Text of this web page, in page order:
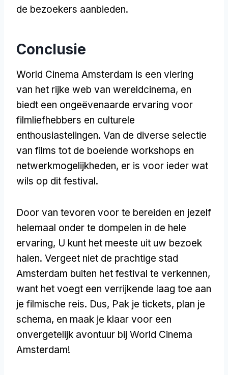
de bezoekers aanbieden.
Conclusie
World Cinema Amsterdam is een viering
van het rijke web van wereldcinema, en
biedt een ongeëvenaarde ervaring voor
filmliefhebbers en culturele
enthousiastelingen. Van de diverse selectie
van films tot de boeiende workshops en
netwerkmogelijkheden, er is voor ieder wat
wils op dit festival.
Door van tevoren voor te bereiden en jezelf
helemaal onder te dompelen in de hele
ervaring, U kunt het meeste uit uw bezoek
halen. Vergeet niet de prachtige stad
Amsterdam buiten het festival te verkennen,
want het voegt een verrijkende laag toe aan
je filmische reis. Dus, Pak je tickets, plan je
schema, en maak je klaar voor een
onvergetelijk avontuur bij World Cinema
Amsterdam!